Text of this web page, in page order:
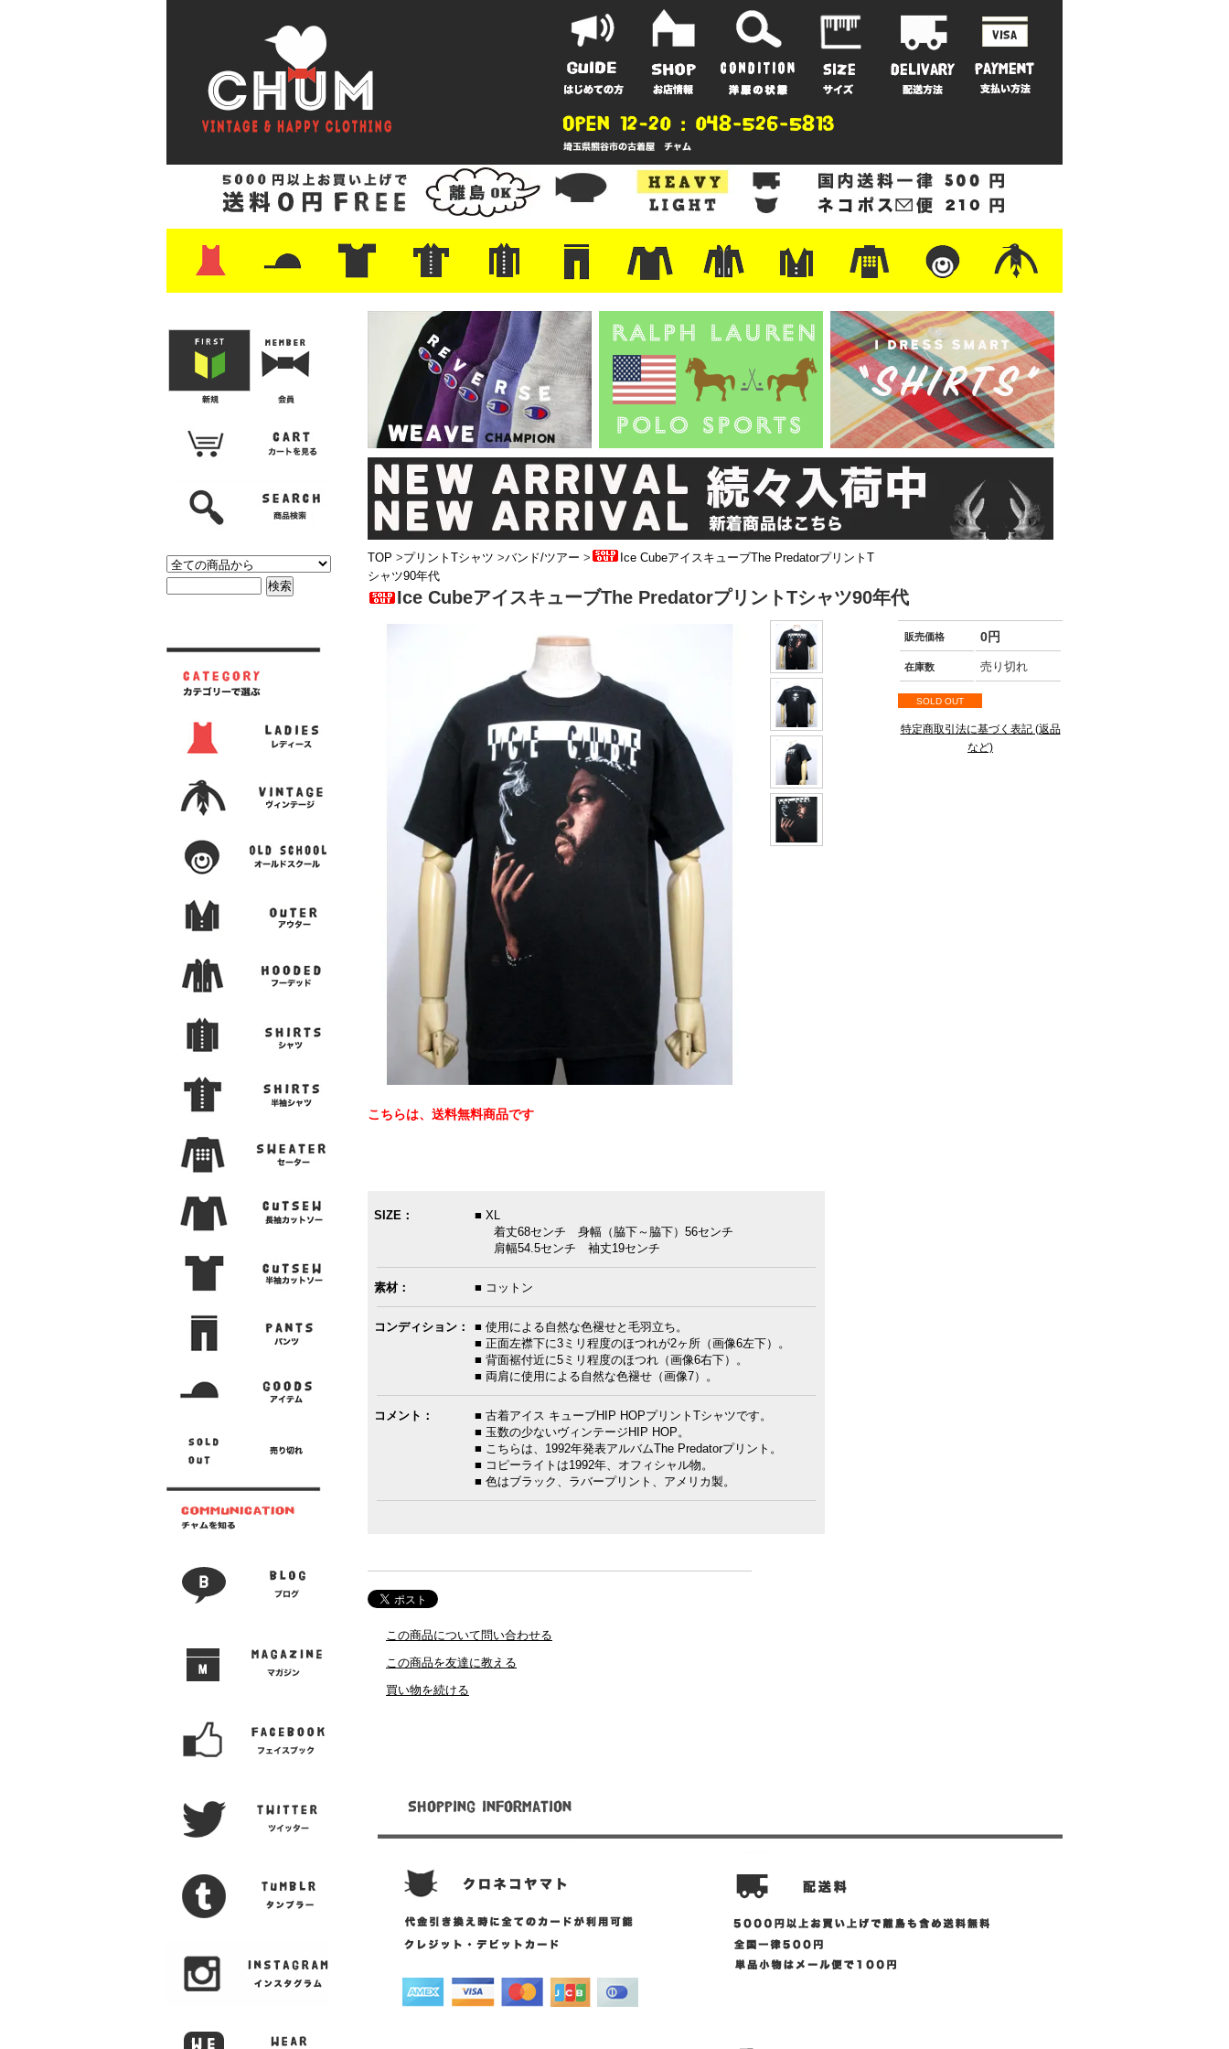
・レザーシューズ/スニーカー
・プリントTシャツ
・バンド/ツアー
・キャラクター
・Nike/adidas/スポーツ
・チャンピオン
・サーフ/スケート
・ボーダー/総柄/無地
・フットボール/リンガー
・タンクトップ/NBA・ポロシャツ
・半袖シャツ
・アロハ/サーフ/ボーリング
・ラルフ/ブランド
・無地/チェック/ストライプ
・ワーク/ミリタリー/ウエスタ
・ネル/ウール ・ショートパンツ
・アウトドア/グラミチ
・ジーンズ/ペインター
・Levi's RED
・ミリタリー/ワーク
・コーデュロイ/スタプレ
・コットン/スラックス/チノ
・オーバーオール/つなぎ
・ジャージ/スウェット/ナイロ
ン
・セントジェームス/ルミノア
・ロンT/サーマル/ラグビー・プリント/半袖/スウェット
・チャンピオン/リバース
・パーカー ・デニム/コットン
・アウトドア/フリース
・ジャージ/ナイロン
・ミリタリー/ワーク
・ウール/レザー
・スーツ/ジレ
TOP >プリントTシャツ >バンド/ツアー >
Ice CubeアイスキューブThe PredatorプリントT
シャツ90年代
Ice CubeアイスキューブThe PredatorプリントTシャツ90年代
販売価格 0円
在庫数 売り切れ
SOLD OUT
特定商取引法に基づく表記 (返品
など)
こちらは、送料無料商品です
SIZE：
■ XL
着丈68センチ 身幅（脇下～脇下）56センチ
肩幅54.5センチ 袖丈19センチ
素材： ■ コットン
コンディション：
■ 使用による自然な色褪せと毛羽立ち。
■ 正面左襟下に3ミリ程度のほつれが2ヶ所（画像6左下）。
■ 背面裾付近に5ミリ程度のほつれ（画像6右下）。
■ 両肩に使用による自然な色褪せ（画像7）。
コメント：
■ 古着アイス キューブHIP HOPプリントTシャツです。
■ 玉数の少ないヴィンテージHIP HOP。
■ こちらは、1992年発表アルバムThe Predatorプリント。
■ コピーライトは1992年、オフィシャル物。
■ 色はブラック、ラバープリント、アメリカ製。
この商品について問い合わせる
この商品を友達に教える
買い物を続ける